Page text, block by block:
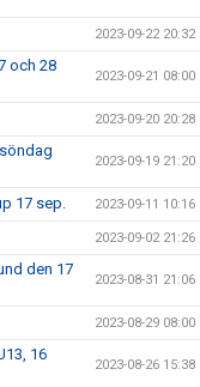
2023-09-22 20:32
och 28
2023-09-21 08:00
2023-09-20 20:28
2023-09-19 21:20
17 sep. 2023-09-11 10:16
2023-09-02 21:26
den 17
2023-08-31 21:06
2023-08-29 08:00
16
2023-08-26 15:38